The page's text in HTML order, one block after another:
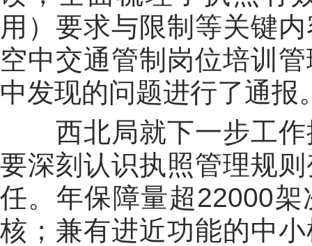
用）要求与限制等关键
空中交通管制岗位培训
中发现的问题进行了通报
西北局就下一步工
要深刻认识执照管理规
任。年保障量超22000架
核；兼有进近功能的中